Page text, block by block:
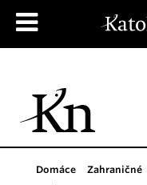
Domáce Zahraničné